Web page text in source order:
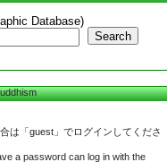
Database)
Search
は「guest」でログインしてくださ
a password can log in with the